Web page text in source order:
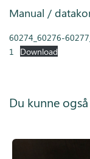
Manual /
60274_60276-
1
Download
Du kunne